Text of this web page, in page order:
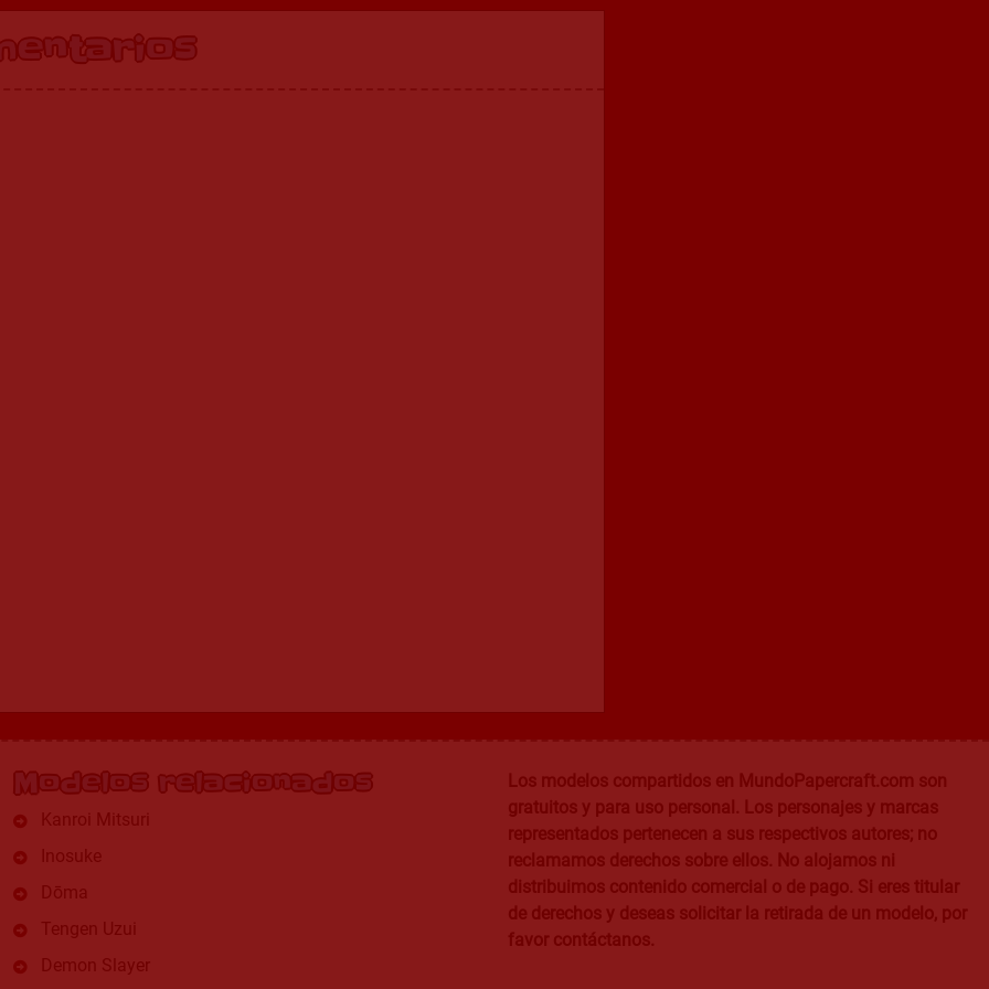
Modelos relacionados
Kanroi Mitsuri
Inosuke
Dōma
Tengen Uzui
Demon Slayer
Los modelos compartidos en MundoPapercraft.com son
gratuitos y para uso personal. Los personajes y marcas
representados pertenecen a sus respectivos autores; no
reclamamos derechos sobre ellos. No alojamos ni
distribuimos contenido comercial o de pago. Si eres titular
de derechos y deseas solicitar la retirada de un modelo, por
favor contáctanos.